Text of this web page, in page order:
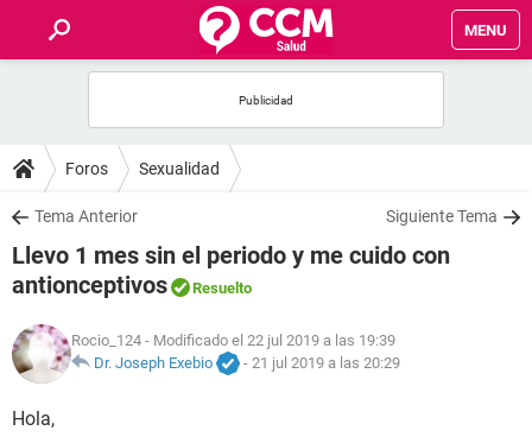
MENU
FOROS
SALUD
FAMILIA
NUTRICIÓN
Foros Sexualidad
Tema Anterior Siguiente Tema
Llevo 1 mes sin el periodo y me cuido con
antionceptivos
Resuelto
Rocio_124 - Modificado el 22 jul 2019 a las 19:39
Dr. Joseph Exebio
- 21 jul 2019 a las 20:29
Hola,